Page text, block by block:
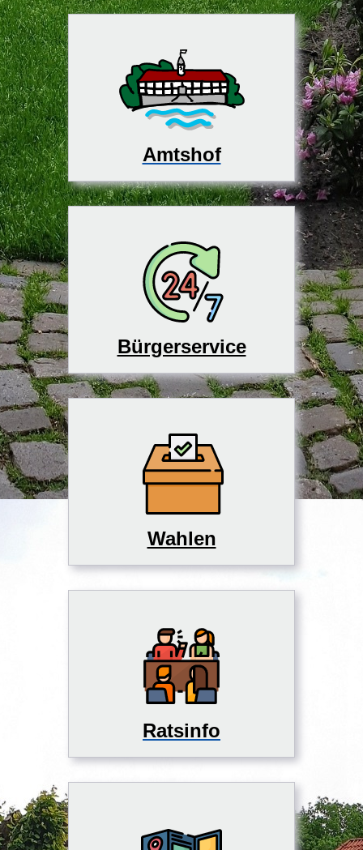
Amtshof
Bürgerservice
Wahlen
Ratsinfo